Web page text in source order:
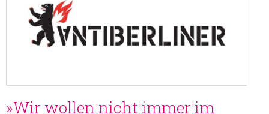
»Wir wollen nicht immer im